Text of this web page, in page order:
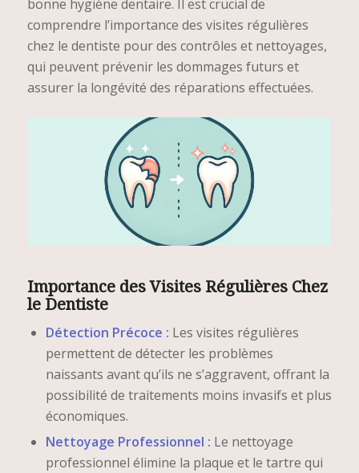
bonne hygiène dentaire. Il est crucial de
comprendre l’importance des visites régulières
chez le dentiste pour des contrôles et nettoyages,
qui peuvent prévenir les dommages futurs et
assurer la longévité des réparations effectuées.
Importance des Visites Régulières Chez
le Dentiste
Détection Précoce : Les visites régulières
permettent de détecter les problèmes
naissants avant qu’ils ne s’aggravent, offrant la
possibilité de traitements moins invasifs et plus
économiques.
Nettoyage Professionnel : Le nettoyage
professionnel élimine la plaque et le tartre qui